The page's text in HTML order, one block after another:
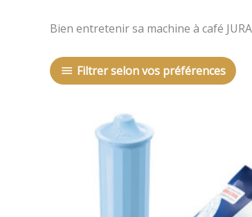
Bien entretenir sa machine à café
Filtrer selon vos préférences